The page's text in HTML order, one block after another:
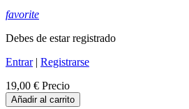
favorite
Debes de estar registrado
Entrar| Registrarse
19,00 € Precio
Añadir al carrito